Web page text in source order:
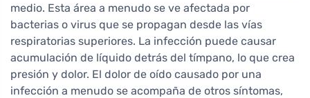
medio. Esta área a menudo se ve afectada por
bacterias o virus que se propagan desde las vías
respiratorias superiores. La infección puede causar
acumulación de líquido detrás del tímpano, lo que crea
presión y dolor. El dolor de oído causado por una
infección a menudo se acompaña de otros síntomas,